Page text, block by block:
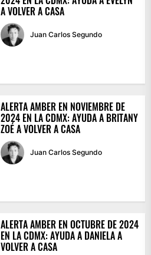
A VOLVER A CASA
Juan Carlos Segundo
ALERTA AMBER EN NOVIEMBRE DE
2024 EN LA CDMX: AYUDA A BRITANY
ZOÉ A VOLVER A CASA
Juan Carlos Segundo
ALERTA AMBER EN OCTUBRE DE 2024
EN LA CDMX: AYUDA A DANIELA A
VOLVER A CASA